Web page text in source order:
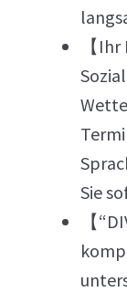
【
Sie
【